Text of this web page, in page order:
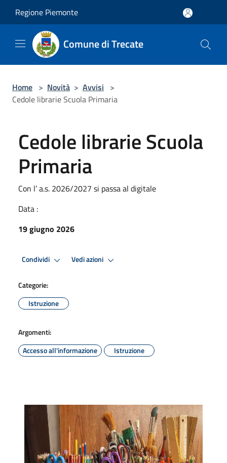
Regione Piemonte
Comune di Trecate
Home > Novità > Avvisi >
Cedole librarie Scuola Primaria
Cedole librarie Scuola
Primaria
Con l’ a.s. 2026/2027 si passa al digitale
Data :
19 giugno 2026
Condividi Vedi azioni
Categorie:
Istruzione
Argomenti:
Accesso all'informazione
Istruzione